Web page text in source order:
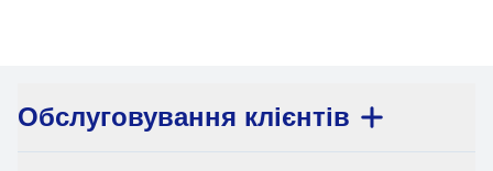
Обслуговування клієнтів